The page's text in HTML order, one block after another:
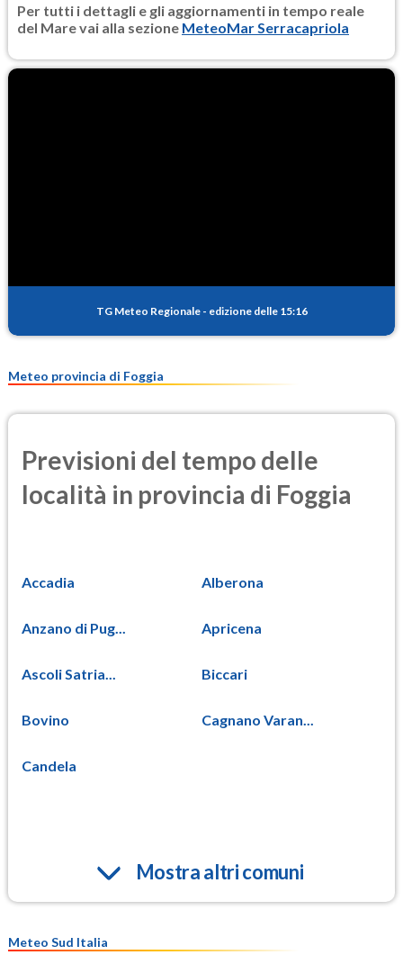
Per tutti i dettagli e gli aggiornamenti in tempo reale
del Mare vai alla sezione MeteoMar Serracapriola
TG Meteo Regionale - edizione delle 15:16
Meteo provincia di Foggia
Previsioni del tempo delle
località in provincia di Foggia
Accadia Alberona
Anzano di Pug... Apricena
Ascoli Satria... Biccari
Bovino Cagnano Varan...
Candela
Mostra altri comuni
Meteo Sud Italia